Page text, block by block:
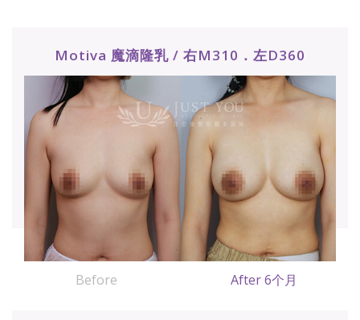
Motiva 魔滴隆乳 / 右M310．左D360
Before After 6个月